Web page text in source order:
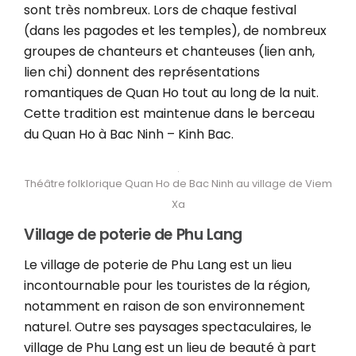
sont très nombreux. Lors de chaque festival
(dans les pagodes et les temples), de nombreux
groupes de chanteurs et chanteuses (lien anh,
lien chi) donnent des représentations
romantiques de Quan Ho tout au long de la nuit.
Cette tradition est maintenue dans le berceau
du Quan Ho à Bac Ninh – Kinh Bac.
Théâtre folklorique Quan Ho de Bac Ninh au village de Viem
Xa
Village de poterie de Phu Lang
Le village de poterie de Phu Lang est un lieu
incontournable pour les touristes de la région,
notamment en raison de son environnement
naturel. Outre ses paysages spectaculaires, le
village de Phu Lang est un lieu de beauté à part